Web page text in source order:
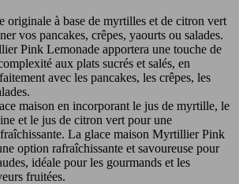
originale à base de myrtilles et de citron vert
vos pancakes, crêpes, yaourts ou salades.
Pink Lemonade apportera une touche de
aux plats sucrés et salés, en
avec les pancakes, les crêpes, les
maison en incorporant le jus de myrtille, le
et le jus de citron vert pour une
La glace maison Myrtillier Pink
option rafraîchissante et savoureuse pour
idéale pour les gourmands et les
fruitées.